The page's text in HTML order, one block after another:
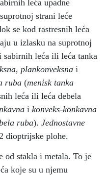
leća upadne
strani leće
se kod rastresnih leća
u izlasku na suprotnoj
leća ili leća tanka
plankonveksna i
ruba (menisk tanka
leća ili leća debela
i konveks-konkavna
ruba). Jednostavne
dioptrijske plohe.
od stakla i metala. To je
koje su u njemu